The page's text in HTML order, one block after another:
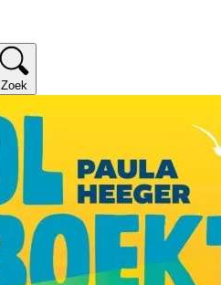
Zoek